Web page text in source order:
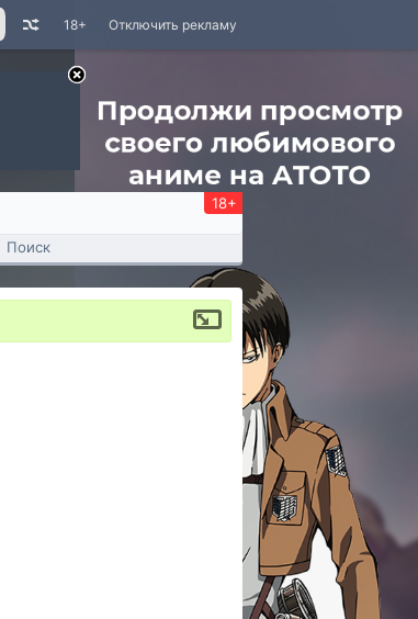
Отключить рекламу
18+
18+
Поиск